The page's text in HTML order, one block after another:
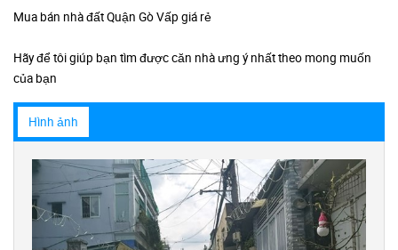
Mua bán nhà đất Quận Gò Vấp giá rẻ
Hãy để tôi giúp bạn tìm được căn nhà ưng ý nhất theo mong muốn
của bạn
Hình ảnh